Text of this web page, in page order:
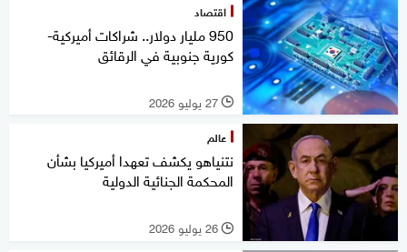
اقتصاد
950 مليار دولار.. شراكات أميركية-
كورية جنوبية في الرقائق
l 27 يوليو 2026
عالم
نتنياهو يكشف تعهدا أميركيا بشأن
المحكمة الجنائية الدولية
l 26 يوليو 2026